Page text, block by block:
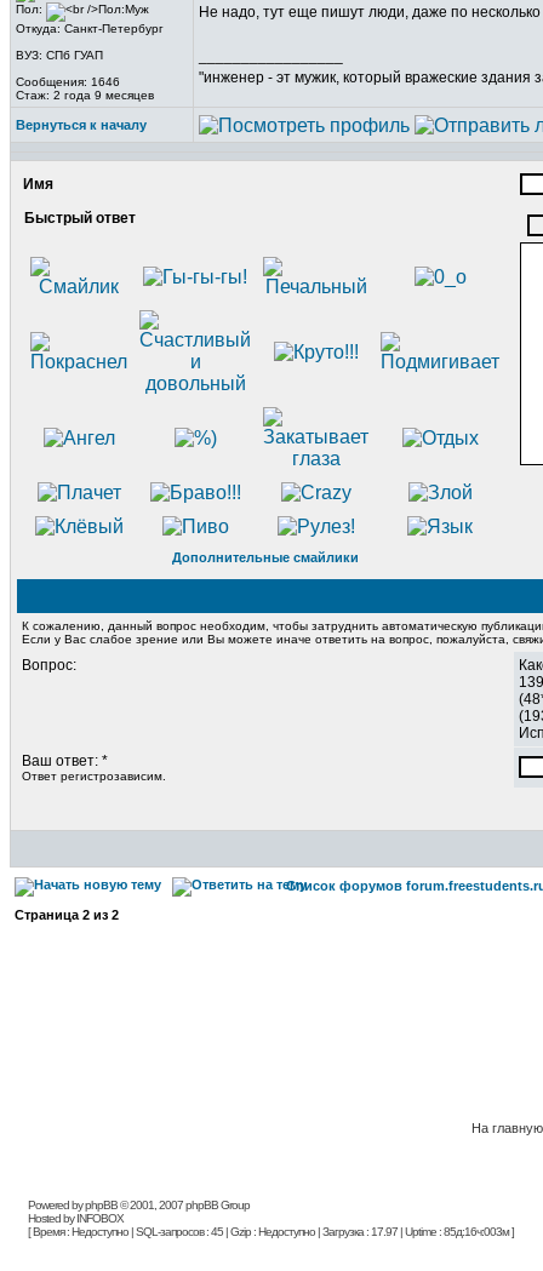
Пол:
Откуда: Санкт-Петербург
ВУЗ: СПб ГУАП
Сообщения: 1646
Стаж: 2 года 9 месяцев
Не надо, тут еще пишут люди, даже по
"инженер - эт мужик, который вражеские здания
Вернуться к началу
Имя
Быстрый ответ
Дополнительные смайлики
К сожалению, данный вопрос необходим, чтобы затруднить автоматическую
Если у Вас слабое зрение или Вы можете иначе ответить на вопрос, пожалуйста,
Вопрос:
Ваш ответ: *
Ответ регистрозависим.
Список форумов
Страница 2 из 2
На главную
Powered by phpBB © 2001, 2007 phpBB Group
Hosted by INFOBOX
[ Время : Недоступно | SQL-запросов : 45 | Gzip : Недоступно | Загрузка : 17.97 | Uptime : 85д:16ч:003м ]